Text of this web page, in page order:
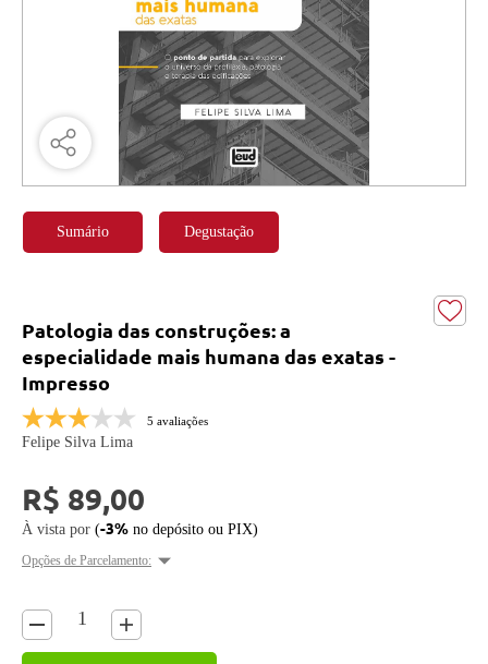
Sumário Degustação
Patologia das construções: a
especialidade mais humana das exatas -
Impresso
5 avaliações
Felipe Silva Lima
R$ 89,00
À vista por (-3% no depósito ou PIX)
Opções de Parcelamento: